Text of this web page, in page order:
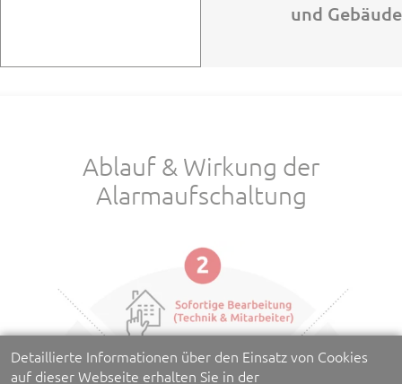
und
Ablauf & Wirkung der
Alarmaufschaltung
Detaillierte Informationen über den Einsatz von Cookies
auf dieser Webseite erhalten Sie in der